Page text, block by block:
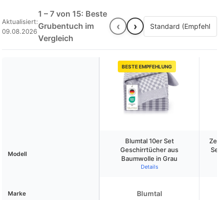
und das ausgezeichnete Preis-Leistungs-Verhältnis. Besonders
im Fokus steht die hohe Saugfähigkeit, die es ideal für
verschiedenste Aufgaben im Haushalt macht. Kurz gesagt: Ein
tolles Produkt, das sich in Praxis-Tests immer wieder bewährt
Aktualisiert:
09.08.2026
1 – 7 von 15: Beste
Grubentuch im
Vergleich
‹ ›
BESTE EMPFEHLUNG
Modell
Blumtal 10er Set
Geschirrtücher aus
Baumwolle in Grau
Details
Marke Blumtal